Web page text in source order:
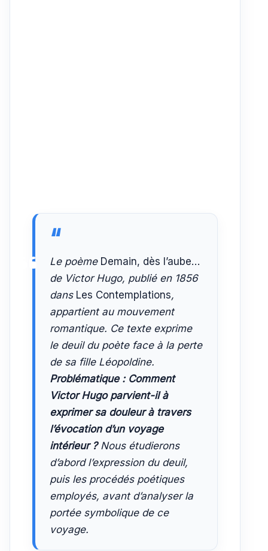
Le poème Demain, dès l’aube…
de Victor Hugo, publié en 1856
dans Les Contemplations,
appartient au mouvement
romantique. Ce texte exprime
le deuil du poète face à la perte
de sa fille Léopoldine.
Problématique : Comment
Victor Hugo parvient-il à
exprimer sa douleur à travers
l’évocation d’un voyage
intérieur ?Nous étudierons
d’abord l’expression du deuil,
puis les procédés poétiques
employés, avant d’analyser la
portée symbolique de ce
voyage.